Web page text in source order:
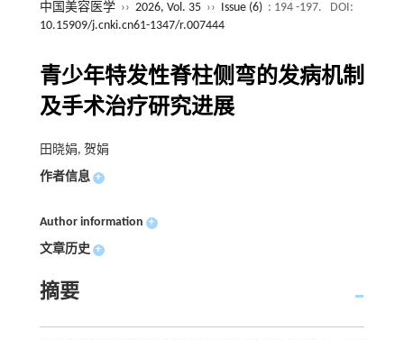
中国美容医学 ›› 2026, Vol. 35 ›› Issue (6) : 194 -197.
DOI:
10.15909/j.cnki.cn61-1347/r.007444
青少年特发性脊柱侧弯的发病机制
及手术治疗研究进展
田晓娟, 贺娟
作者信息 +
Author information +
文章历史 +
摘要